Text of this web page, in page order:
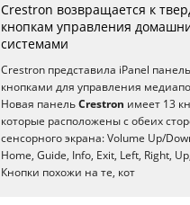
Crestron возвращается к
кнопкам управления
системами
Crestron представила iPanel
кнопками для управления
Новая панель Crestron имеет 13
которые расположены с обеих
сенсорного экрана: Volume Up/
Home, Guide, Info, Exit, Left, Right,
Кнопки похожи на те, кот